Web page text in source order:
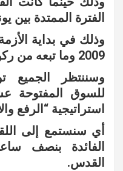
الفترة الممتدة بين يونيو 2006 إلى يوليو
2009 وما تبعه من ركود.
وسننتظر الجميع
استراتيجية “الرفع
أي سنستمع إلى
القدس.